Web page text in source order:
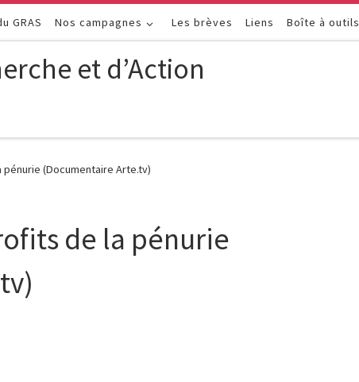
GRAS Nos campagnes Les brèves Liens Boîte à outils
et d’Action
(Documentaire Arte.tv)
de la pénurie